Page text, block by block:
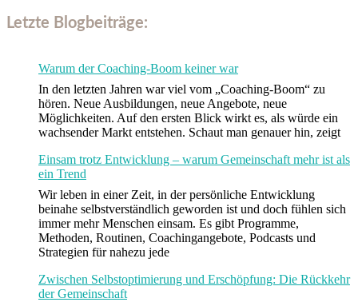
Letzte Blogbeiträge:
Warum der Coaching-Boom keiner war
In den letzten Jahren war viel vom „Coaching-Boom“ zu
hören. Neue Ausbildungen, neue Angebote, neue
Möglichkeiten. Auf den ersten Blick wirkt es, als würde ein
wachsender Markt entstehen. Schaut man genauer hin, zeigt
Einsam trotz Entwicklung – warum Gemeinschaft mehr ist als
ein Trend
Wir leben in einer Zeit, in der persönliche Entwicklung
beinahe selbstverständlich geworden ist und doch fühlen sich
immer mehr Menschen einsam. Es gibt Programme,
Methoden, Routinen, Coachingangebote, Podcasts und
Strategien für nahezu jede
Zwischen Selbstoptimierung und Erschöpfung: Die Rückkehr
der Gemeinschaft